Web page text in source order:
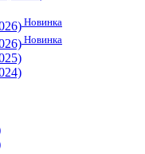
Новинка
Новинка